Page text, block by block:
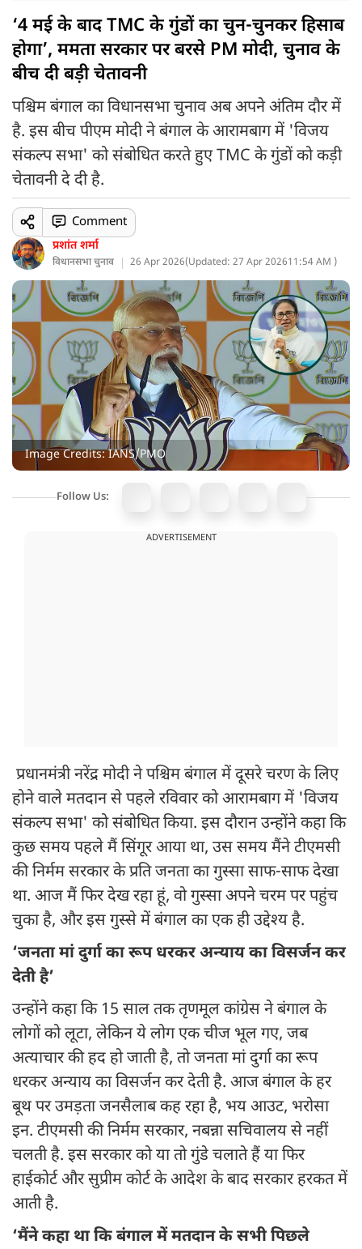
‘4 मई के बाद TMC के गुंडों का चुन-चुनकर हिसाब
होगा’, ममता सरकार पर बरसे PM मोदी, चुनाव के
बीच दी बड़ी चेतावनी
पश्चिम बंगाल का विधानसभा चुनाव अब अपने अंतिम दौर में
है. इस बीच पीएम मोदी ने बंगाल के आरामबाग में 'विजय
संकल्प सभा' को संबोधित करते हुए TMC के गुंडों को कड़ी
चेतावनी दे दी है.
प्रशांत शर्मा
विधानसभा चुनाव 26 Apr 2026(Updated: 27 Apr 202611:54 AM )
Comment
Image Credits: IANS/PMO
Follow Us:
ADVERTISEMENT
प्रधानमंत्री नरेंद्र मोदी ने पश्चिम बंगाल में दूसरे चरण के लिए
होने वाले मतदान से पहले रविवार को आरामबाग में 'विजय
संकल्प सभा' को संबोधित किया. इस दौरान उन्होंने कहा कि
कुछ समय पहले मैं सिंगूर आया था, उस समय मैंने टीएमसी
की निर्मम सरकार के प्रति जनता का गुस्सा साफ-साफ देखा
था. आज मैं फिर देख रहा हूं, वो गुस्सा अपने चरम पर पहुंच
चुका है, और इस गुस्से में बंगाल का एक ही उद्देश्य है.
‘जनता मां दुर्गा का रूप धरकर अन्याय का विसर्जन कर
देती है’
उन्होंने कहा कि 15 साल तक तृणमूल कांग्रेस ने बंगाल के
लोगों को लूटा, लेकिन ये लोग एक चीज भूल गए, जब
अत्याचार की हद हो जाती है, तो जनता मां दुर्गा का रूप
धरकर अन्याय का विसर्जन कर देती है. आज बंगाल के हर
बूथ पर उमड़ता जनसैलाब कह रहा है, भय आउट, भरोसा
इन. टीएमसी की निर्मम सरकार, नबन्ना सचिवालय से नहीं
चलती है. इस सरकार को या तो गुंडे चलाते हैं या फिर
हाईकोर्ट और सुप्रीम कोर्ट के आदेश के बाद सरकार हरकत में
आती है.
‘मैंने कहा था कि बंगाल में मतदान के सभी पिछले